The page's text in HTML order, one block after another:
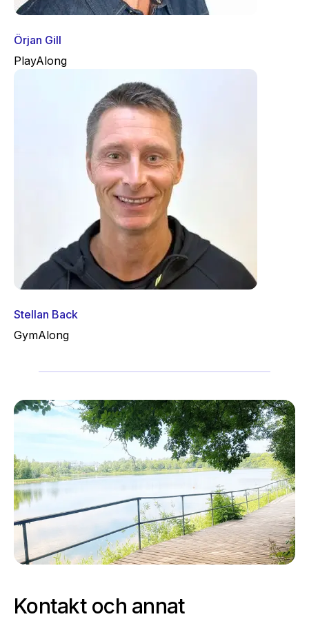
Örjan Gill
PlayAlong
Stellan Back
GymAlong
Kontakt och annat